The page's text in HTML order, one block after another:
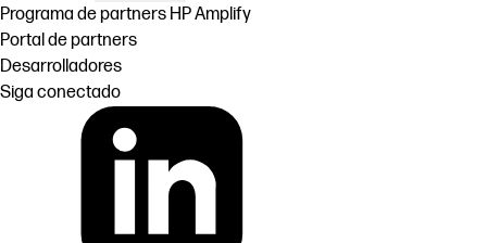
Programa de partners HP Amplify
Portal de partners
Desarrolladores
Siga conectado